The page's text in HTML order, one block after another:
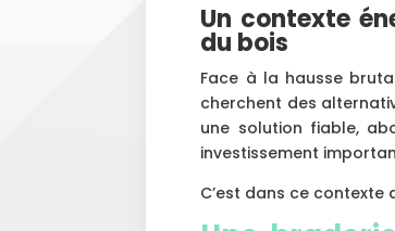
Un contexte
du bois
Face à la hausse
cherchent des
une solution fiable,
investissement
C’est dans ce contexte